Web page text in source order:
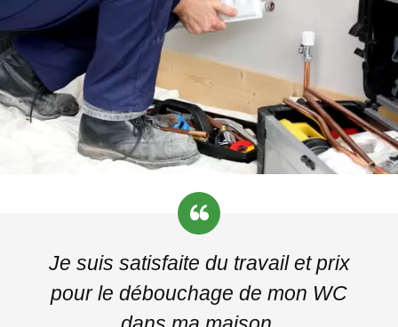
Je suis satisfaite du travail et prix
pour le débouchage de mon WC